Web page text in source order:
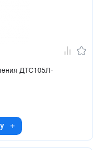
ДТС105Л-